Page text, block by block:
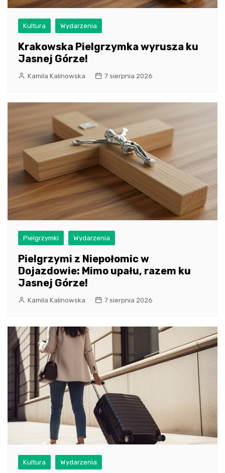
Kultura Wydarzenia
Krakowska Pielgrzymka wyrusza ku
Jasnej Górze!
Kamila Kalinowska 7 sierpnia 2026
Pielgrzymki Wydarzenia
Pielgrzymi z Niepołomic w
Dojazdowie: Mimo upału, razem ku
Jasnej Górze!
Kamila Kalinowska 7 sierpnia 2026
Kultura Wydarzenia